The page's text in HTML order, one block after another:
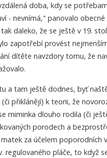
doba, kdy se
- nevnímá," panovalo obecné
daleko, že se ještě v 19.
zapotřebí provést
dítěte navzdory tomu, že
a tam ještě dodnes, byť
přiklánějí) k teorii, že
miminka dlouho rodila (či
porodech a
za účelem poporodních
pláče, to když